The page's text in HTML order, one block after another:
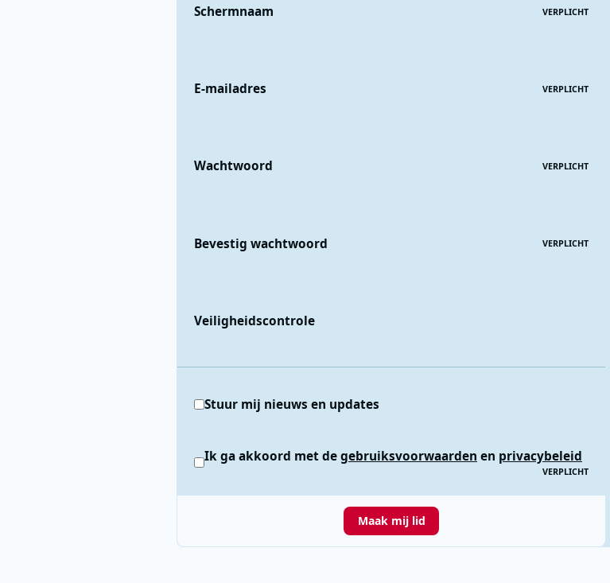
Schermnaam VERPLICHT
E-mailadres VERPLICHT
Wachtwoord VERPLICHT
Bevestig wachtwoord VERPLICHT
Veiligheidscontrole
Stuur mij nieuws en updates
Ik ga akkoord met degebruiksvoorwaarden en privacybeleid
VERPLICHT
Maak mij lid